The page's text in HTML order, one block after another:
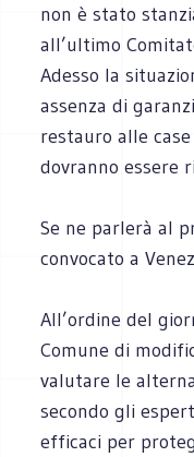
non è stato
all’ultimo
Adesso la
assenza di
restauro alle
dovranno essere
Se ne parlerà al
convocato a
All’ordine del
Comune di
valutare le
secondo gli
efficaci per